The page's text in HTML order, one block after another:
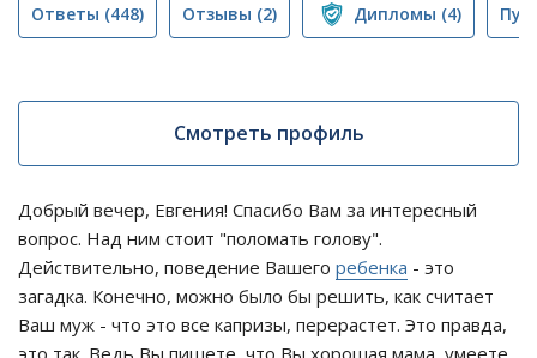
Ответы (448) Отзывы (2) Дипломы (4)
Смотреть профиль
Добрый вечер, Евгения! Спасибо Вам за интересный
вопрос. Над ним стоит "поломать голову".
Действительно, поведение Вашего ребенка - это
загадка. Конечно, можно было бы решить, как считает
Ваш муж - что это все капризы, перерастет. Это правда,
это так. Ведь Вы пишете, что Вы хорошая мама, умеете